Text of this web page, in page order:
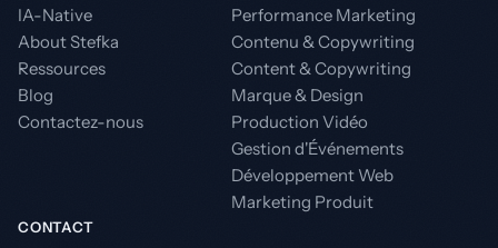
IA-Native
About Stefka
Ressources
Blog
Contactez-nous
Performance Marketing
Contenu & Copywriting
Content & Copywriting
Marque & Design
Production Vidéo
Gestion d'Événements
Développement Web
Marketing Produit
CONTACT